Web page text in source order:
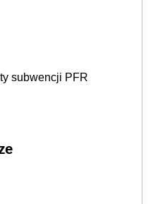
subwencji PFR